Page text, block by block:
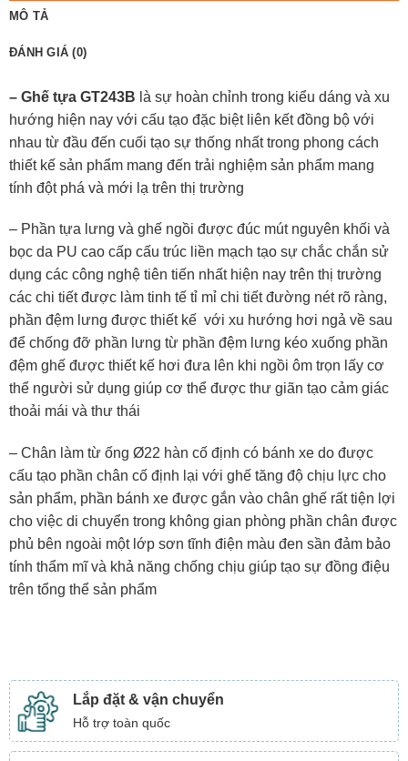
MÔ TẢ
ĐÁNH GIÁ (0)
– Ghế tựa GT243B là sự hoàn chỉnh trong kiểu dáng và xu
hướng hiện nay với cấu tạo đặc biệt liên kết đồng bộ với
nhau từ đầu đến cuối tạo sự thống nhất trong phong cách
thiết kế sản phẩm mang đến trải nghiệm sản phẩm mang
tính đột phá và mới lạ trên thị trường
– Phần tựa lưng và ghế ngồi được đúc mút nguyên khối và
bọc da PU cao cấp cấu trúc liền mạch tạo sự chắc chắn sử
dụng các công nghệ tiên tiến nhất hiện nay trên thị trường
các chi tiết được làm tinh tế tỉ mỉ chi tiết đường nét rõ ràng,
phần đệm lưng được thiết kế với xu hướng hơi ngả về sau
để chống đỡ phần lưng từ phần đệm lưng kéo xuống phần
đệm ghế được thiết kế hơi đưa lên khi ngồi ôm trọn lấy cơ
thể người sử dụng giúp cơ thể được thư giãn tạo cảm giác
thoải mái và thư thái
– Chân làm từ ống Ø22 hàn cố định có bánh xe do được
cấu tạo phần chân cố định lại với ghế tăng độ chịu lực cho
sản phẩm, phần bánh xe được gắn vào chân ghế rất tiện lợi
cho việc di chuyển trong không gian phòng phần chân được
phủ bên ngoài một lớp sơn tĩnh điện màu đen sần đảm bảo
tính thẩm mĩ và khả năng chống chịu giúp tạo sự đồng điệu
trên tổng thể sản phẩm
Lắp đặt & vận chuyển
Hỗ trợ toàn quốc